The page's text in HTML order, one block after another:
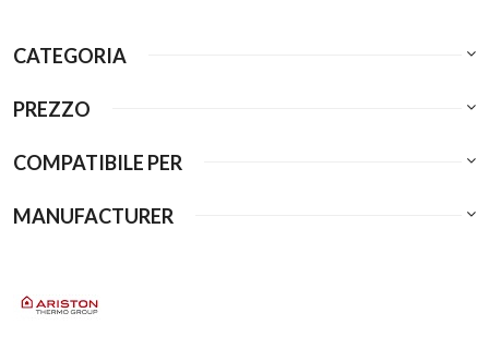
CATEGORIA
PREZZO
COMPATIBILE PER
MANUFACTURER